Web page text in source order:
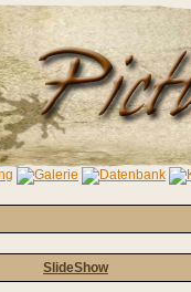
SlideShow